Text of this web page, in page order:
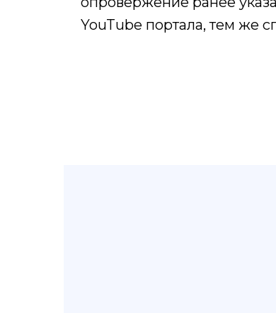
YouTube портала, тем же